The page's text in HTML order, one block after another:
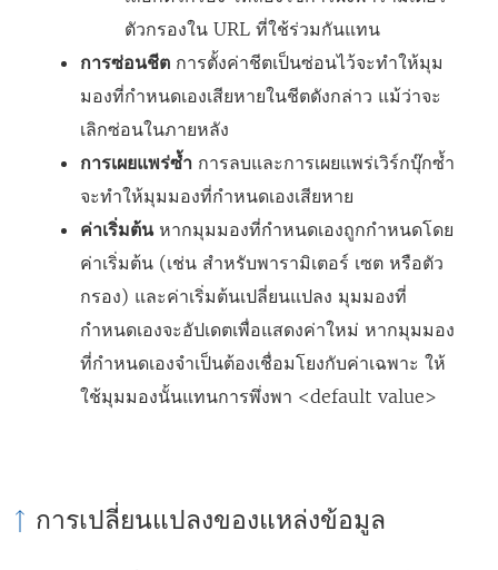
ตัวกรองใน URL ที่ใช้ร่วมกันแทน
การซ่อนชีต การตั้งค่าชีตเป็นซ่อนไว้จะทำให้มุม
มองที่กำหนดเองเสียหายในชีตดังกล่าว แม้ว่าจะ
เลิกซ่อนในภายหลัง
การเผยแพร่ซ้ำ การลบและการเผยแพร่เวิร์กบุ๊กซ้ำ
จะทำให้มุมมองที่กำหนดเองเสียหาย
ค่าเริ่มต้นหากมุมมองที่กำหนดเองถูกกำหนดโดย
ค่าเริ่มต้น (เช่น สำหรับพารามิเตอร์ เซต หรือตัว
กรอง) และค่าเริ่มต้นเปลี่ยนแปลง มุมมองที่
กำหนดเองจะอัปเดตเพื่อแสดงค่าใหม่ หากมุมมอง
ที่กำหนดเองจำเป็นต้องเชื่อมโยงกับค่าเฉพาะ ให้
ใช้มุมมองนั้นแทนการพึ่งพา <default value>
การเปลี่ยนแปลงของแหล่งข้อมูล